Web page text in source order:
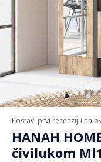
Postavi prvi recenziju na
HANAH
čivilukom